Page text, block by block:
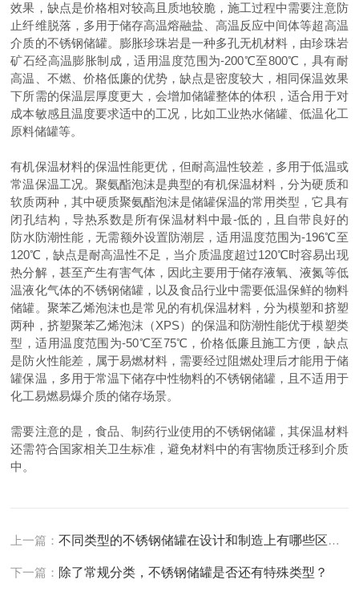
效果，缺点是价格相对较高且质地较脆，施工过程中需要注意防
止纤维脱落，多用于储存高温熔融盐、高温反应中间体等超高温
介质的不锈钢储罐。膨胀珍珠岩是一种多孔无机材料，由珍珠岩
矿石经高温膨胀制成，适用温度范围为-200℃至800℃，具有耐
高温、不燃、价格低廉的优势，缺点是密度较大，相同保温效果
下所需的保温层厚度更大，会增加储罐整体的体积，适合用于对
成本敏感且温度要求适中的工况，比如工业热水储罐、低温化工
原料储罐等。
有机保温材料的保温性能更优，但耐高温性较差，多用于低温或
常温保温工况。聚氨酯泡沫是典型的有机保温材料，分为硬质和
软质两种，其中硬质聚氨酯泡沫是储罐保温的常用类型，它具有
闭孔结构，导热系数是所有保温材料中最-低的，且自带良好的
防水防潮性能，无需额外设置防潮层，适用温度范围为-196℃至
120℃，缺点是耐高温性不足，当介质温度超过120℃时容易出现
热分解，甚至产生有害气体，因此主要用于储存液氧、液氮等低
温液化气体的不锈钢储罐，以及食品行业中需要低温保鲜的物料
储罐。聚苯乙烯泡沫也是常见的有机保温材料，分为模塑和挤塑
两种，挤塑聚苯乙烯泡沫（XPS）的保温和防潮性能优于模塑类
型，适用温度范围为-50℃至75℃，价格低廉且施工方便，缺点
是防火性能差，属于易燃材料，需要经过阻燃处理后才能用于储
罐保温，多用于常温下储存中性物料的不锈钢储罐，且不适用于
化工易燃易爆介质的储存场景。
需要注意的是，食品、制药行业使用的不锈钢储罐，其保温材料
还需符合国家相关卫生标准，避免材料中的有害物质迁移到介质
中。
上一篇：不同类型的不锈钢储罐在设计和制造上有哪些区别？
下一篇： 除了常规分类，不锈钢储罐是否还有特殊类型？